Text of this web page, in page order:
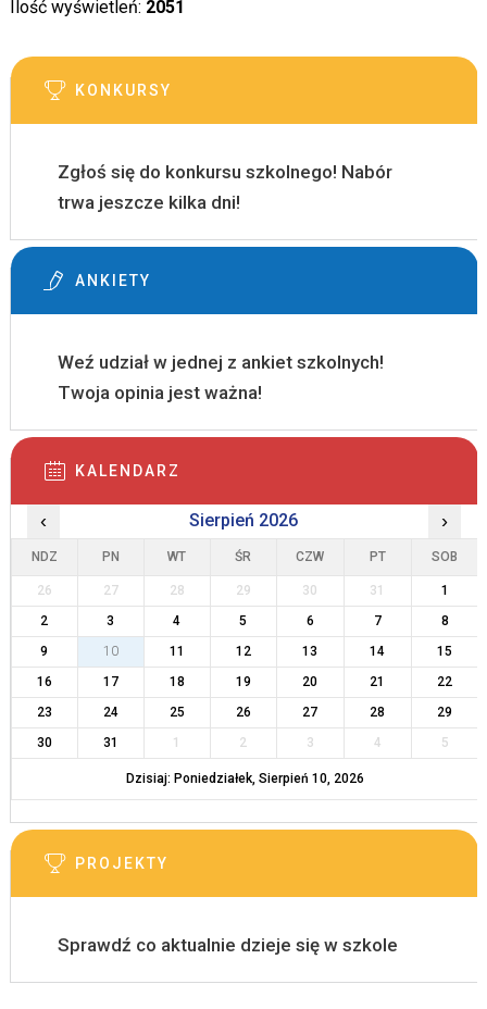
Ilość wyświetleń: 2051
KONKURSY
Zgłoś się do konkursu szkolnego! Nabór
trwa jeszcze kilka dni!
ANKIETY
Weź udział w jednej z ankiet szkolnych!
Twoja opinia jest ważna!
KALENDARZ
‹ Sierpień 2026 ›
NDZ PN WT ŚR CZW PT SOB
26 27 28 29 30 31
1
2
3 4 5 6 7
8
9
10 11 12 13 14
15
16
17 18 19 20 21
22
23
24 25 26 27 28
29
30
31 1 2 3 4 5
Dzisiaj: Poniedziałek, Sierpień 10, 2026
PROJEKTY
Sprawdź co aktualnie dzieje się w szkole